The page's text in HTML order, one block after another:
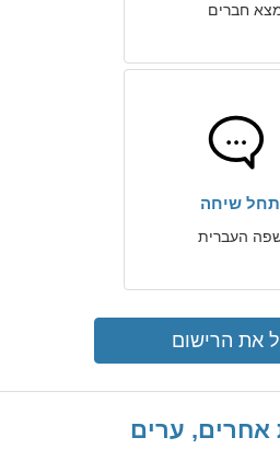
חברים
שיחה
העברית
את הרישום
אחרים, ערים